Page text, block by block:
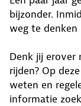
bijzonder.
weg te
Denk jij erover
rijden? Op
weten en
informatie